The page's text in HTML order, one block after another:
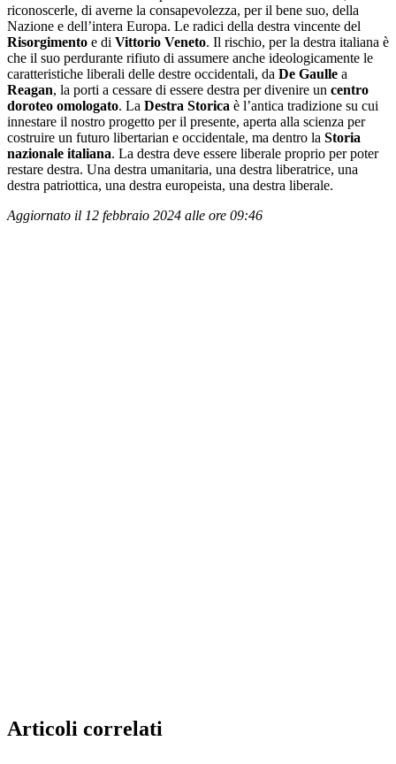
riconoscerle, di averne la consapevolezza, per il bene suo, della
Nazione e dell’intera Europa. Le radici della destra vincente del
Risorgimento e di Vittorio Veneto. Il rischio, per la destra italiana è
che il suo perdurante rifiuto di assumere anche ideologicamente le
caratteristiche liberali delle destre occidentali, da De Gaulle a
Reagan, la porti a cessare di essere destra per divenire un centro
doroteo omologato. La Destra Storica è l’antica tradizione su cui
innestare il nostro progetto per il presente, aperta alla scienza per
costruire un futuro libertarian e occidentale, ma dentro la Storia
nazionale italiana. La destra deve essere liberale proprio per poter
restare destra. Una destra umanitaria, una destra liberatrice, una
destra patriottica, una destra europeista, una destra liberale.
Aggiornato il 12 febbraio 2024 alle ore 09:46
Articoli correlati